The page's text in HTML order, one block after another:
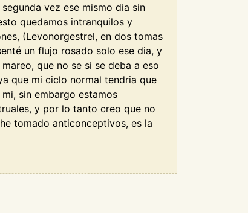
vez ese mismo dia sin
quedamos intranquilos y
(Levonorgestrel, en dos tomas
un flujo rosado solo ese dia, y
que no se si se deba a eso
que mi ciclo normal tendria que
sin embargo estamos
y por lo tanto creo que no
tomado anticonceptivos, es la